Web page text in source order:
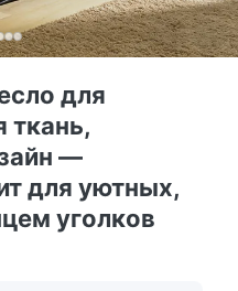
для
—
для уютных,
уголков